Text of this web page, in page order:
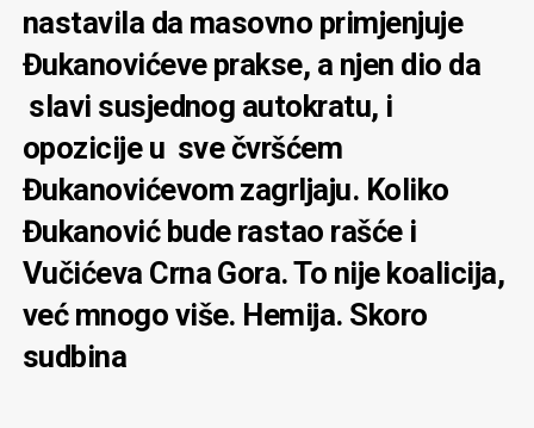
nastavila da masovno primjenjuje
Đukanovićeve prakse, a njen dio da
slavi susjednog autokratu, i
opozicije u sve čvršćem
Đukanovićevom zagrljaju. Koliko
Đukanović bude rastao rašće i
Vučićeva Crna Gora. To nije koalicija,
već mnogo više. Hemija. Skoro
sudbina